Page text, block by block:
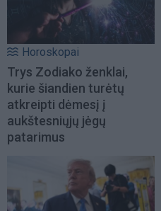
Horoskopai
Trys Zodiako ženklai,
kurie šiandien turėtų
atkreipti dėmesį į
aukštesniųjų jėgų
patarimus